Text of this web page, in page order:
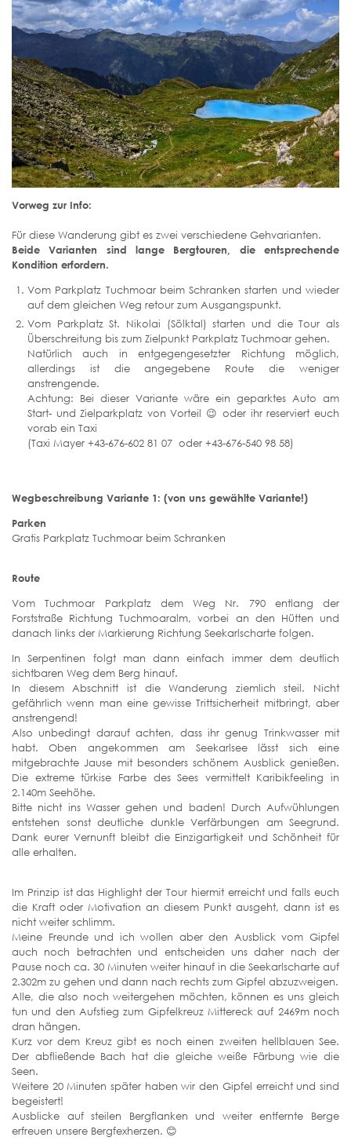
Vorweg zur Info:
Für diese Wanderung gibt es zwei verschiedene Gehvarianten.
Beide Varianten sind lange Bergtouren, die entsprechende
Kondition erfordern.
Vom Parkplatz Tuchmoar beim Schranken starten und wieder
auf dem gleichen Weg retour zum Ausgangspunkt.
Vom Parkplatz St. Nikolai (Sölktal) starten und die Tour als
Überschreitung bis zum Zielpunkt Parkplatz Tuchmoar gehen.
Natürlich auch in entgegengesetzter Richtung möglich,
allerdings ist die angegebene Route die weniger
anstrengende.
Achtung: Bei dieser Variante wäre ein geparktes Auto am
Start- und Zielparkplatz von Vorteil 😉 oder ihr reserviert euch
vorab ein Taxi
(Taxi Mayer +43-676-602 81 07 oder +43-676-540 98 58)
Wegbeschreibung Variante 1: (von uns gewählte Variante!)
Parken
Gratis Parkplatz Tuchmoar beim Schranken
Route
Vom Tuchmoar Parkplatz dem Weg Nr. 790 entlang der
Forststraße Richtung Tuchmoaralm, vorbei an den Hütten und
danach links der Markierung Richtung Seekarlscharte folgen.
In Serpentinen folgt man dann einfach immer dem deutlich
sichtbaren Weg dem Berg hinauf.
In diesem Abschnitt ist die Wanderung ziemlich steil. Nicht
gefährlich wenn man eine gewisse Trittsicherheit mitbringt, aber
anstrengend!
Also unbedingt darauf achten, dass ihr genug Trinkwasser mit
habt. Oben angekommen am Seekarlsee lässt sich eine
mitgebrachte Jause mit besonders schönem Ausblick genießen.
Die extreme türkise Farbe des Sees vermittelt Karibikfeeling in
2.140m Seehöhe.
Bitte nicht ins Wasser gehen und baden! Durch Aufwühlungen
entstehen sonst deutliche dunkle Verfärbungen am Seegrund.
Dank eurer Vernunft bleibt die Einzigartigkeit und Schönheit für
alle erhalten.
Im Prinzip ist das Highlight der Tour hiermit erreicht und falls euch
die Kraft oder Motivation an diesem Punkt ausgeht, dann ist es
nicht weiter schlimm.
Meine Freunde und ich wollen aber den Ausblick vom Gipfel
auch noch betrachten und entscheiden uns daher nach der
Pause noch ca. 30 Minuten weiter hinauf in die Seekarlscharte auf
2.302m zu gehen und dann nach rechts zum Gipfel abzuzweigen.
Alle, die also noch weitergehen möchten, können es uns gleich
tun und den Aufstieg zum Gipfelkreuz Mittereck auf 2469m noch
dran hängen.
Kurz vor dem Kreuz gibt es noch einen zweiten hellblauen See.
Der abfließende Bach hat die gleiche weiße Färbung wie die
Seen.
Weitere 20 Minuten später haben wir den Gipfel erreicht und sind
begeistert!
Ausblicke auf steilen Bergflanken und weiter entfernte Berge
erfreuen unsere Bergfexherzen. 😊